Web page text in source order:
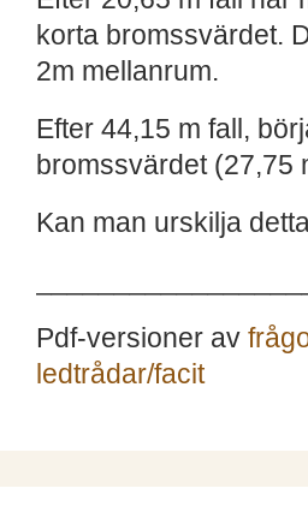
korta bromssvärdet.
2m mellanrum.
Efter 44,15 m fall,
bromssvärdet (27,75
Kan man urskilja
Pdf-versioner av
ledtrådar/facit